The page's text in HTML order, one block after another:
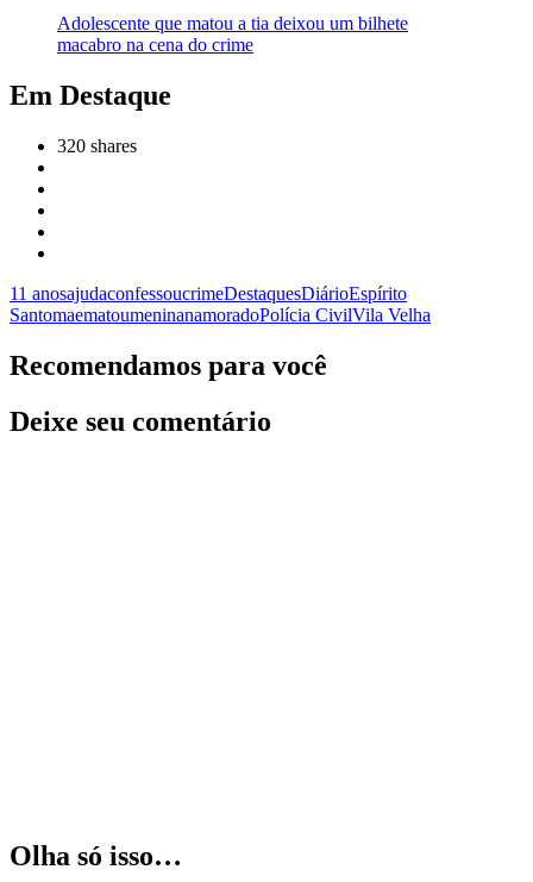
Adolescente que matou a tia deixou um bilhete
macabro na cena do crime
Em Destaque
320 shares
11 anosajudaconfessoucrimeDestaquesDiárioEspírito
SantomaematoumeninanamoradoPolícia CivilVila Velha
Recomendamos para você
Deixe seu comentário
Olha só isso…